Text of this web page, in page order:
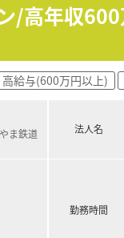
/高年収
高給与(600万円以上)
ま鉄道 法人名
勤務時間